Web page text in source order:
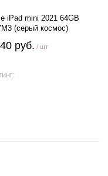
iPad mini 2021 64GB
(серый космос)
руб. / шт